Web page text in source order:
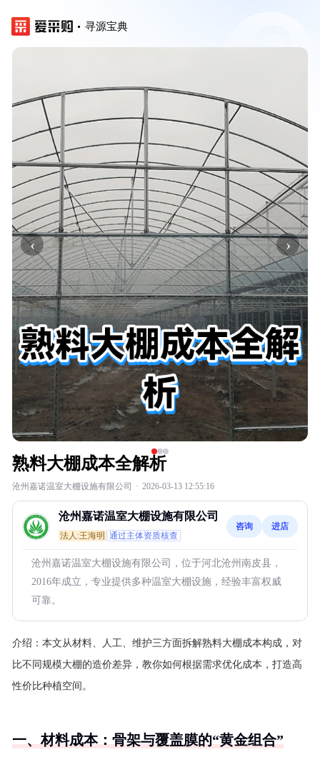
寻源宝典
‹ ›
熟料大棚成本全解析
沧州嘉诺温室大棚设施有限公司 · 2026-03-13 12:55:16
沧州嘉诺温室大棚设施有限公司
法人:王海明 通过主体资质核查
咨询 进店
沧州嘉诺温室大棚设施有限公司，位于河北沧州南皮县，
2016年成立，专业提供多种温室大棚设施，经验丰富权威
可靠。
介绍： 本文从材料、人工、维护三方面拆解熟料大棚成本构成，对
比不同规模大棚的造价差异，教你如何根据需求优化成本，打造高
性价比种植空间。
一、材料成本：骨架与覆盖膜的“黄金组合”